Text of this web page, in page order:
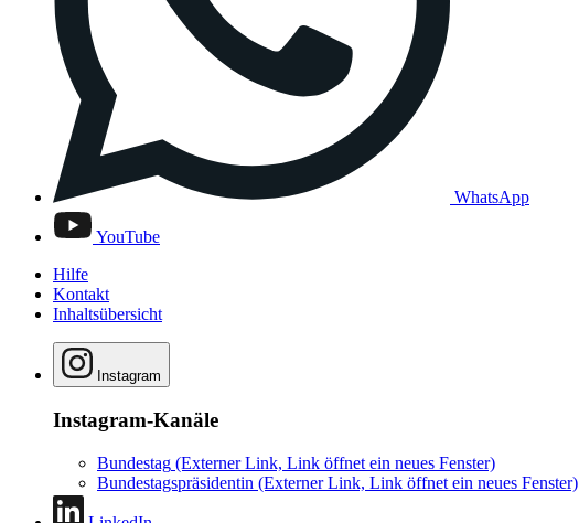
WhatsApp
YouTube
Hilfe
Kontakt
Inhaltsübersicht
Instagram
Instagram-Kanäle
Bundestag (Externer Link, Link öffnet ein neues Fenster)
Bundestagspräsidentin (Externer Link, Link öffnet ein neues Fenster)